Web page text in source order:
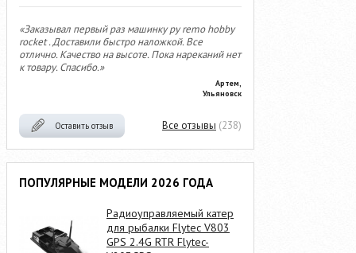
«Заказывал первый раз машинку ру remo hobby
rocket . Доставили быстро наложкой. Все
отлично. Качество на высоте. Пока нареканий нет
к товару. Спасибо.»
Артем,
Ульяновск
Оставить отзыв Все отзывы (238)
ПОПУЛЯРНЫЕ МОДЕЛИ 2026 ГОДА
Радиоуправляемый катер
для рыбалки Flytec V803
GPS 2.4G RTR Flytec-